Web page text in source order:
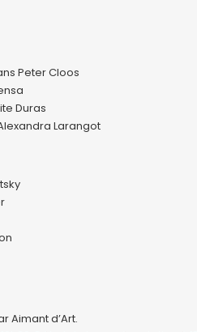
Peter Cloos
Duras
Larangot
Aimant d’Art.